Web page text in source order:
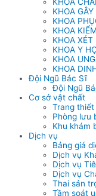
KHOA
KHOA
KHOA
KHOA XÉT
KHOA Y
KHOA
KHOA
Đội Ngũ Bác Sĩ
Đội Ngũ
Cơ sở vật chất
Trang thiết
Phòng lưu
Khu khám
Dịch vụ
Bảng giá
Dịch vụ
Dịch vụ
Dịch vụ
Thai sản
Tầm soát